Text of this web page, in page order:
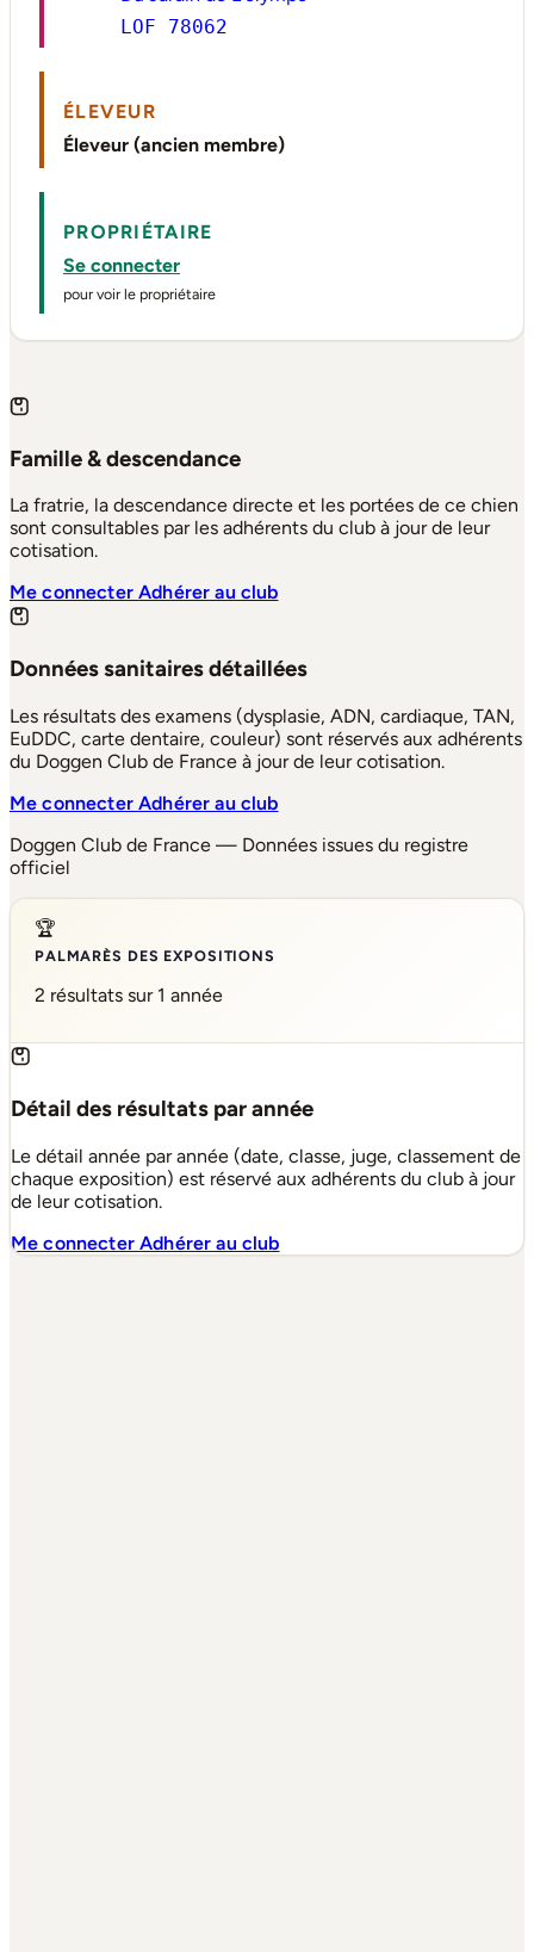
LOF 78062
ÉLEVEUR
Éleveur (ancien membre)
PROPRIÉTAIRE
Se connecter
pour voir le propriétaire
Famille & descendance
La fratrie, la descendance directe et les portées de ce chien
sont consultables par les adhérents du club à jour de leur
cotisation.
Me connecterAdhérer au club
Données sanitaires détaillées
Les résultats des examens (dysplasie, ADN, cardiaque, TAN,
EuDDC, carte dentaire, couleur) sont réservés aux adhérents
du Doggen Club de France à jour de leur cotisation.
Me connecterAdhérer au club
Doggen Club de France — Données issues du registre
officiel
🏆
PALMARÈS DES EXPOSITIONS
2 résultats sur 1 année
Détail des résultats par année
Le détail année par année (date, classe, juge, classement de
chaque exposition) est réservé aux adhérents du club à jour
de leur cotisation.
Me connecterAdhérer au club